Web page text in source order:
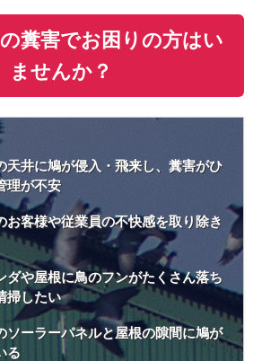
糞害でお困りの方はい
ませんか？
天井に鳩が侵入・飛来し、糞害がひ
理が不安
お客様や従業員の不快感を取り除き
ダや屋根に鳥のフンがたくさん落ち
掃したい
ソーラーパネルと屋根の隙間に鳩が
る